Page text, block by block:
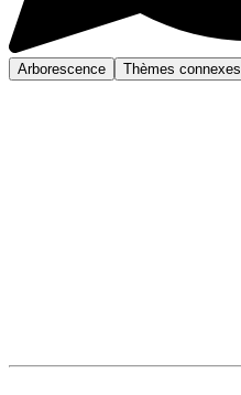
Arborescence Thèmes connexes